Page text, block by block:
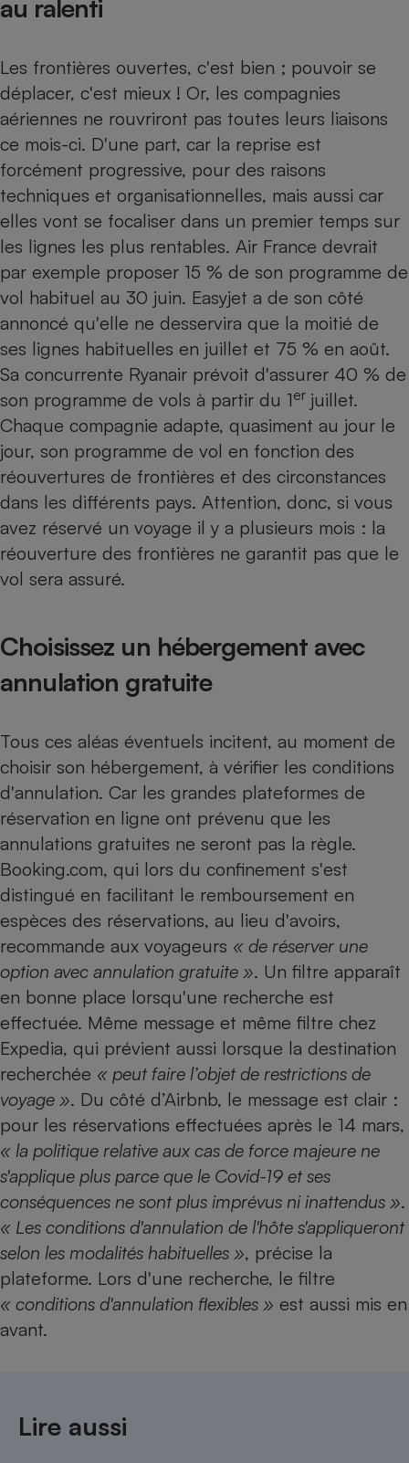
au ralenti
Les frontières ouvertes, c'est bien ; pouvoir se
déplacer, c'est mieux ! Or, les compagnies
aériennes ne rouvriront pas toutes leurs liaisons
ce mois-ci. D'une part, car la reprise est
forcément progressive, pour des raisons
techniques et organisationnelles, mais aussi car
elles vont se focaliser dans un premier temps sur
les lignes les plus rentables. Air France devrait
par exemple proposer 15 % de son programme de
vol habituel au 30 juin. Easyjet a de son côté
annoncé qu'elle ne desservira que la moitié de
ses lignes habituelles en juillet et 75 % en août.
Sa concurrente Ryanair prévoit d'assurer 40 % de
son programme de vols à partir du 1er juillet.
Chaque compagnie adapte, quasiment au jour le
jour, son programme de vol en fonction des
réouvertures de frontières et des circonstances
dans les différents pays. Attention, donc, si vous
avez réservé un voyage il y a plusieurs mois : la
réouverture des frontières ne garantit pas que le
vol sera assuré.
Choisissez un hébergement avec
annulation gratuite
Tous ces aléas éventuels incitent, au moment de
choisir son hébergement, à vérifier les conditions
d'annulation. Car les grandes plateformes de
réservation en ligne ont prévenu que les
annulations gratuites ne seront pas la règle.
Booking.com, qui lors du confinement s'est
distingué en facilitant le remboursement en
espèces des réservations, au lieu d'avoirs,
recommande aux voyageurs « de réserver une
option avec annulation gratuite ». Un filtre apparaît
en bonne place lorsqu'une recherche est
effectuée. Même message et même filtre chez
Expedia, qui prévient aussi lorsque la destination
recherchée « peut faire l’objet de restrictions de
voyage ». Du côté d’Airbnb, le message est clair :
pour les réservations effectuées après le 14 mars,
« la politique relative aux cas de force majeure ne
s'applique plus parce que le Covid-19 et ses
conséquences ne sont plus imprévus ni inattendus ».
« Les conditions d'annulation de l'hôte s'appliqueront
selon les modalités habituelles », précise la
plateforme. Lors d'une recherche, le filtre
« conditions d'annulation flexibles » est aussi mis en
avant.
Lire aussi